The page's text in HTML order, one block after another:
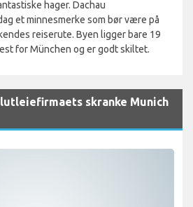
hager. Dachau
et minnesmerke som bør være på
reiserute. Byen ligger bare 19
for München og er godt skiltet.
skranke Munich